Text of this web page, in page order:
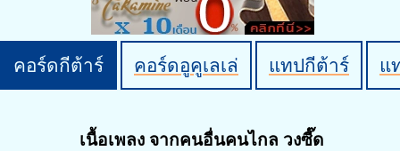
คอร์ดกีต้าร์ คอร์ดอูคูเลเล่ แทปกีต้าร์ แ
เนื้อเพลง จากคนอื่นคนไกล วงซี๊ด